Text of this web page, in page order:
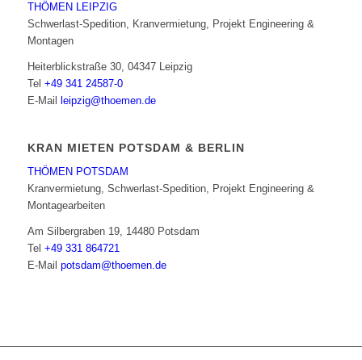
THÖMEN LEIPZIG
Schwerlast-Spedition, Kranvermietung, Projekt Engineering &
Montagen
Heiterblickstraße 30, 04347 Leipzig
Tel +49 341 24587-0
E-Mail
leipzig@thoemen.de
KRAN MIETEN POTSDAM & BERLIN
THÖMEN POTSDAM
Kranvermietung, Schwerlast-Spedition, Projekt Engineering &
Montagearbeiten
Am Silbergraben 19, 14480 Potsdam
Tel +49 331 864721
E-Mail potsdam@thoemen.de